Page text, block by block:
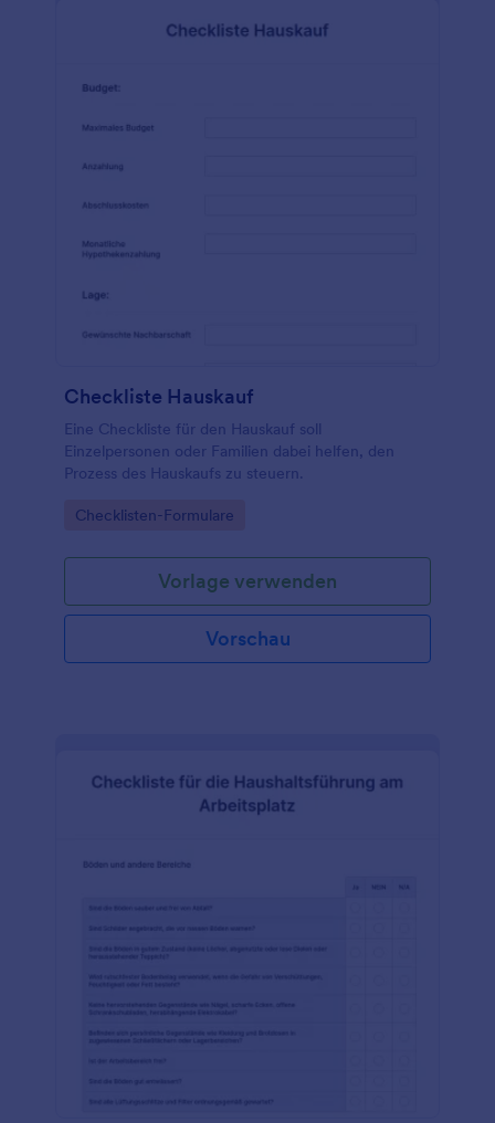
Checkliste Hauskauf
Eine Checkliste für den Hauskauf soll
Einzelpersonen oder Familien dabei helfen, den
Prozess des Hauskaufs zu steuern.
Go to Category:
Checklisten-Formulare
Vorlage verwenden
Vorschau